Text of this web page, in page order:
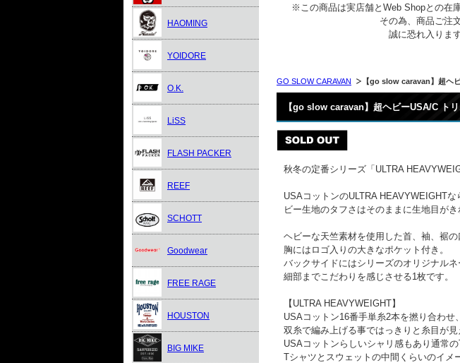
※この商品は実店舗とWeb Shopとの在
その為、商品ご注
誠に恐れ入りま
GO SLOW CARAVAN 【go slow caravan】超ヘ
【go slow caravan】超ヘビーUSA/C ト
秋冬の定番シリーズ「ULTRA
USAコットンのULTRA HEAVYWEIGHT
ビー生地のタフさはそのままに生地目が
ヘビーな天竺素材を使用した首、袖、裾
胸にはロゴ入りの大きなポケット付き。
バックサイドにはシリーズのオリジナルネ
細部までこだわりを感じさせる1枚です。
【ULTRA HEAVYWEIGHT】
USAコットン16番手単糸2本を撚り合わせ
双糸で編み上げる事ではっきりと糸目が見
USAコットンらしいシャリ感もあり通常
Tシャツとスウェットの中間くらいのイメ
HAOMING
YOIDORE
O.K.
LiSS
FLASH PACKER
REEF
SCHOTT
Goodwear
FREE RAGE
HOUSTON
BIG MIKE